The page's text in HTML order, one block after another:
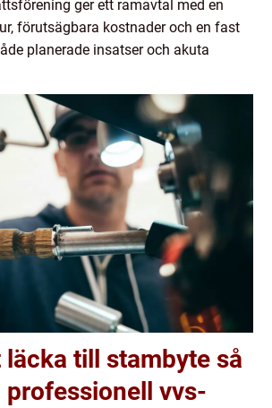
ger ett ramavtal med en
förutsägbara kostnader och en fast
planerade insatser och akuta
läcka till stambyte så
professionell vvs-